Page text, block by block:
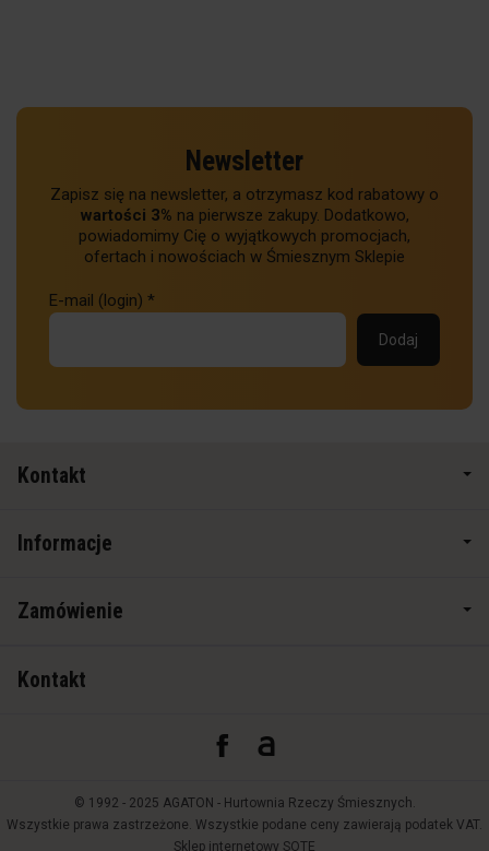
Newsletter
Zapisz się na newsletter, a otrzymasz kod rabatowy o
wartości 3% na pierwsze zakupy. Dodatkowo,
powiadomimy Cię o wyjątkowych promocjach,
ofertach i nowościach w Śmiesznym Sklepie
E-mail (login) *
Kontakt
Informacje
Zamówienie
Kontakt
© 1992 - 2025 AGATON - Hurtownia Rzeczy Śmiesznych.
Wszystkie prawa zastrzeżone. Wszystkie podane ceny zawierają podatek VAT.
Sklep internetowy SOTE